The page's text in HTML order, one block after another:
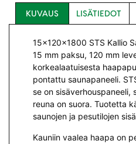
KUVAUS LISÄTIEDOT
15x120x1800 STS Kallio
15 mm paksu, 120 mm
korkealaatuisesta
pontattu saunapaneeli.
se on sisäverhouspaneeli,
reuna on suora. Tuotetta
saunojen ja pesutilojen
Kauniin vaalea haapa on